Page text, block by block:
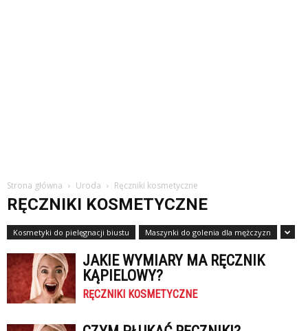
Strona główna Uroda Ręczniki kosmetyczne
RĘCZNIKI KOSMETYCZNE
Kosmetyki do pielęgnacji biustu Maszynki do golenia dla mężczyzn
JAKIE WYMIARY MA RĘCZNIK
KĄPIELOWY?
RĘCZNIKI KOSMETYCZNE